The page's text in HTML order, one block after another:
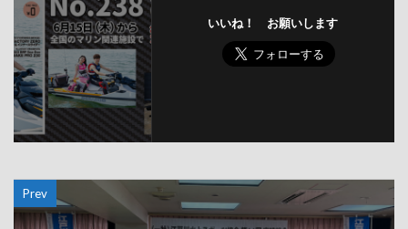
いいね！ お願いします
Prev